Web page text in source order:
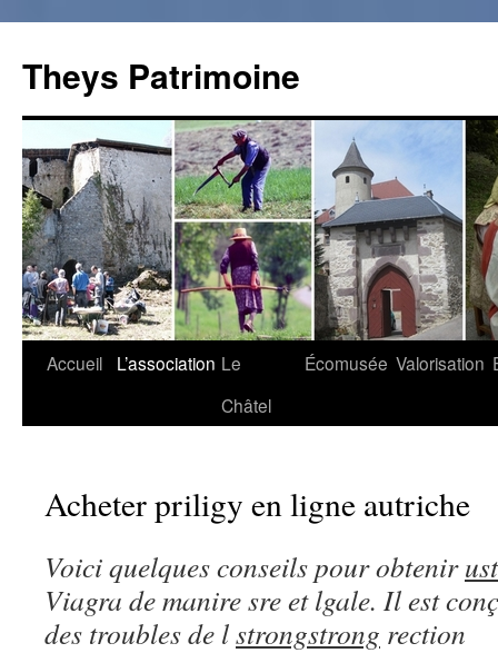
Theys Patrimoine
Aller
Accueil L’association Le
Châtel
Écomusée Valorisation
Acheter priligy en ligne autriche
Voici quelques conseils pourobtenir
Viagra de manire sre et lgale. Il est
des troubles de lstrongstrong rection